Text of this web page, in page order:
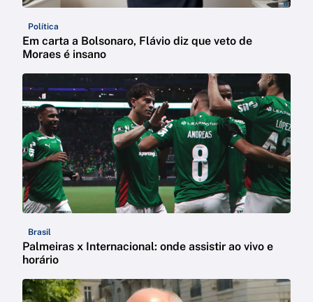
Política
Em carta a Bolsonaro, Flávio diz que veto de
Moraes é insano
Brasil
Palmeiras x Internacional: onde assistir ao vivo e
horário